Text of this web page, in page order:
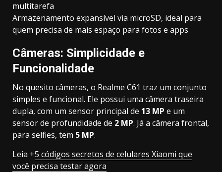
multitarefa
Armazenamento expansível via microSD, ideal para
quem precisa de mais espaço para fotos e apps
Câmeras: Simplicidade e
Funcionalidade
No quesito câmeras, o Realme C61 traz um conjunto
simples e funcional. Ele possui uma câmera traseira
dupla, com um sensor principal de 13 MP e um
sensor de profundidade de 2 MP. Já a câmera frontal,
para selfies, tem 5 MP.
Leia +5 códigos secretos de celulares Xiaomi que
você precisa testar agora